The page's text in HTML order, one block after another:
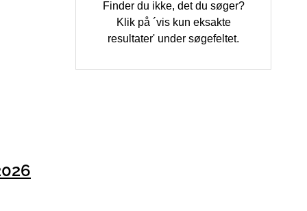
Finder du ikke, det du søger?
Klik på ´vis kun eksakte
resultater' under søgefeltet.